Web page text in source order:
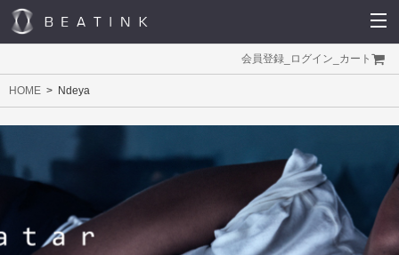
会員登録 ログイン カート
HOME Ndeya